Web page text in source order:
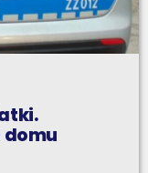
domu